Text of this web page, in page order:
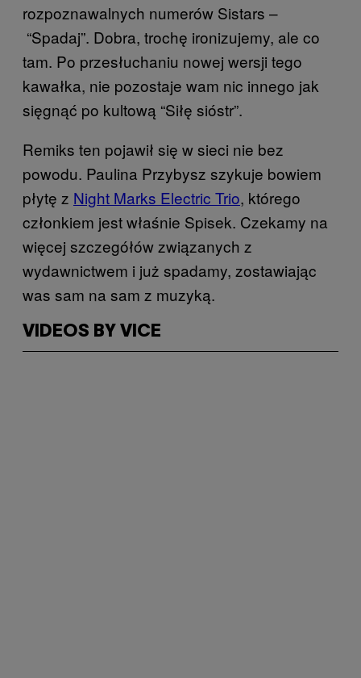
rozpoznawalnych numerów Sistars –
“Spadaj”. Dobra, trochę ironizujemy, ale co
tam. Po przesłuchaniu nowej wersji tego
kawałka, nie pozostaje wam nic innego jak
sięgnąć po kultową “Siłę sióstr”.
Remiks ten pojawił się w sieci nie bez
powodu. Paulina Przybysz szykuje bowiem
płytę z Night Marks Electric Trio, którego
członkiem jest właśnie Spisek. Czekamy na
więcej szczegółów związanych z
wydawnictwem i już spadamy, zostawiając
was sam na sam z muzyką.
VIDEOS BY VICE